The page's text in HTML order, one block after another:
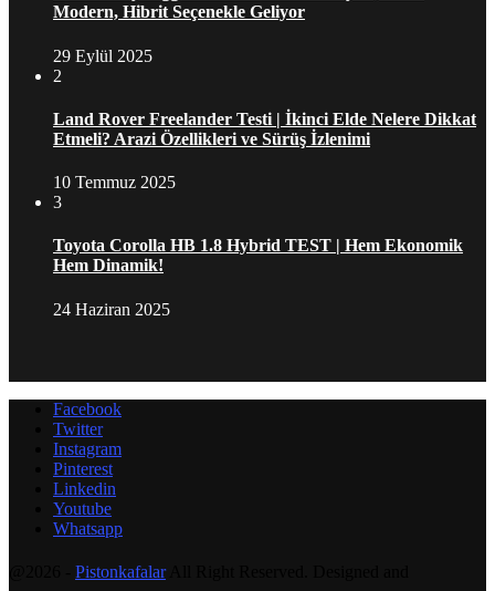
Modern, Hibrit Seçenekle Geliyor
29 Eylül 2025
2
Land Rover Freelander Testi | İkinci Elde Nelere Dikkat
Etmeli? Arazi Özellikleri ve Sürüş İzlenimi
10 Temmuz 2025
3
Toyota Corolla HB 1.8 Hybrid TEST | Hem Ekonomik
Hem Dinamik!
24 Haziran 2025
Facebook
Twitter
Instagram
Pinterest
Linkedin
Youtube
Whatsapp
PistonkafalarAll Right Reserved. Designed and